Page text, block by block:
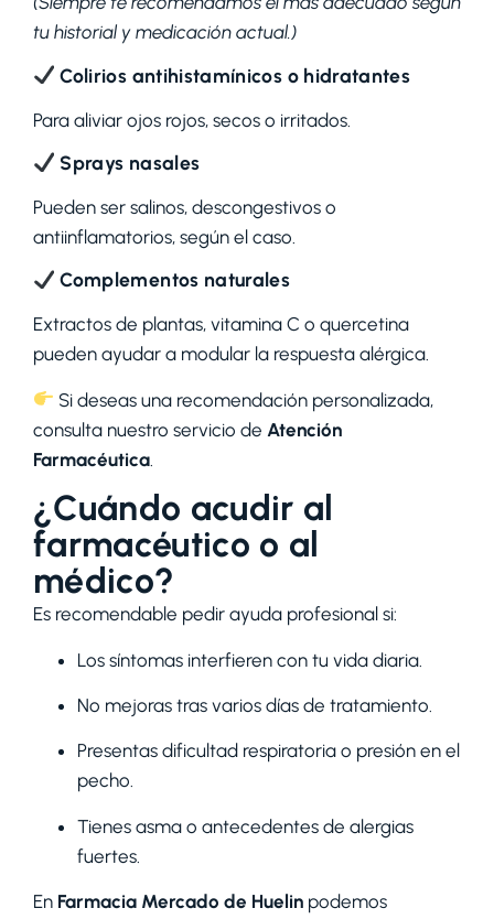
tu historial y medicación actual.)
Colirios antihistamínicos o hidratantes
Para aliviar ojos rojos, secos o irritados.
Sprays nasales
Pueden ser salinos, descongestivos o
antiinflamatorios, según el caso.
Complementos naturales
Extractos de plantas, vitamina C o quercetina
pueden ayudar a modular la respuesta alérgica.
Si deseas una recomendación personalizada,
consulta nuestro servicio de Atención
Farmacéutica
¿Cuándo acudir al
farmacéutico o al
médico?
Es recomendable pedir ayuda profesional si:
Los síntomas interfieren con tu vida diaria.
No mejoras tras varios días de tratamiento.
Presentas dificultad respiratoria o presión en el
pecho.
Tienes asma o antecedentes de alergias
fuertes.
En Farmacia Mercado de Huelin podemos